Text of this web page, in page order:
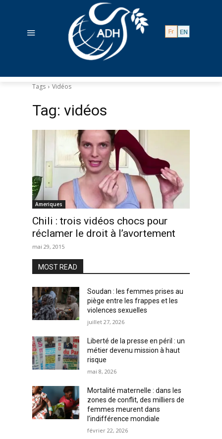
Tags Vidéos
Tag: vidéos
Ameriques
Chili : trois vidéos chocs pour
réclamer le droit à l’avortement
mai 29, 2015
MOST READ
Soudan : les femmes prises au
piège entre les frappes et les
violences sexuelles
juillet 27, 2026
Liberté de la presse en péril : un
métier devenu mission à haut
risque
mai 8, 2026
Mortalité maternelle : dans les
zones de conflit, des milliers de
femmes meurent dans
l’indifférence mondiale
février 22, 2026